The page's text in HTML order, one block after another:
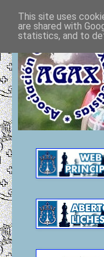
This site uses
are shared with
statistics, and to